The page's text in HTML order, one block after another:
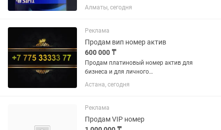
Алматы, сегодня
Реклама
Продам вип номер актив
600 000 ₸
Продам платиновый номер актив для
бизнеса и для личного
пользования.7753333377
Астана, сегодня
Реклама
Продам VIP номер